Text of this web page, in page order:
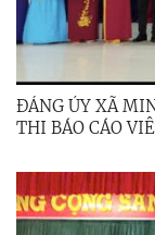
ĐẢNG ỦY XÃ
THI BÁO CÁO